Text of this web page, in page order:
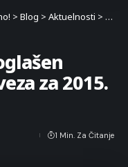
> Blog > Aktuelnosti > Sport
za 2015.
1 Min. Za Čitanje